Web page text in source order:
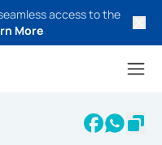
access to the
More